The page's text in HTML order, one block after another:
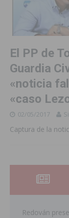
El PP de
Guardia
«noticia
«caso
02/05/2017
Captura de la
Redován